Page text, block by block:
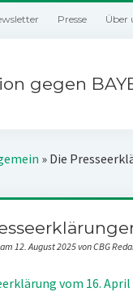
Presse Über
gegen
» Die
12. August 2025 von CBG
vom 16. April